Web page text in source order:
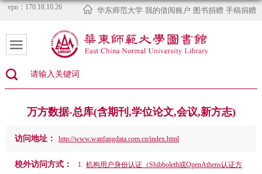
vpn：170.18.10.26 华东师范大学 我的借阅账户 图书捐赠 手稿捐赠
万方数据-总库(含期刊,学位论文,会议,新方志)
访问地址： http://www.wanfangdata.com.cn/index.html
校外访问方式： 1. 机构用户身份认证（Shibboleth或OpenAthens认证方